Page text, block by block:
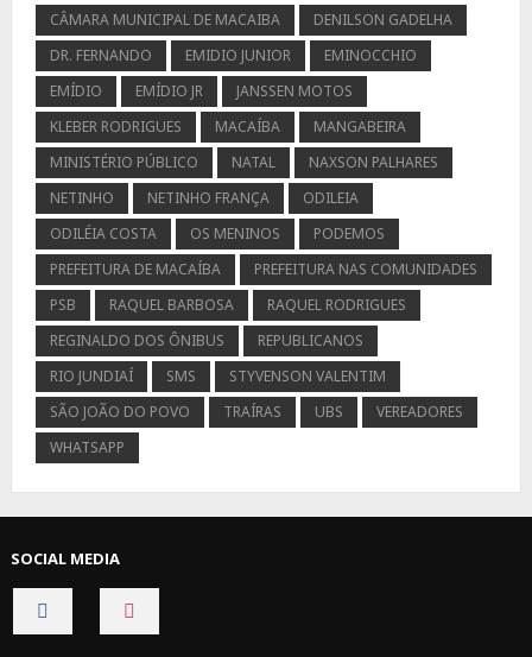
CÂMARA MUNICIPAL DE MACAIBA
DENILSON GADELHA
DR. FERNANDO
EMIDIO JUNIOR
EMINOCCHIO
EMÍDIO
EMÍDIO JR
JANSSEN MOTOS
KLEBER RODRIGUES
MACAÍBA
MANGABEIRA
MINISTÉRIO PÚBLICO
NATAL
NAXSON PALHARES
NETINHO
NETINHO FRANÇA
ODILEIA
ODILÉIA COSTA
OS MENINOS
PODEMOS
PREFEITURA DE MACAÍBA
PREFEITURA NAS COMUNIDADES
PSB
RAQUEL BARBOSA
RAQUEL RODRIGUES
REGINALDO DOS ÔNIBUS
REPUBLICANOS
RIO JUNDIAÍ
SMS
STYVENSON VALENTIM
SÃO JOÃO DO POVO
TRAÍRAS UBS
VEREADORES
WHATSAPP
SOCIAL MEDIA
CONNECT
ON